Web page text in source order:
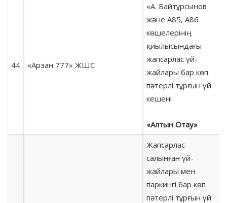
44 «Арзан 777» ЖШС
«А. Байтұрсынов
және А85, А86
көшелерінің
қиылысындағы
жапсарлас үй-
жайлары бар көп
пәтерлі тұрғын үй
кешені
«Алтын Отау»
Жапсарлас
салынған үй-
жайлары мен
паркингі бар көп
пәтерлі тұрғын үй